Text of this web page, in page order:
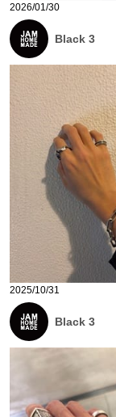
2026/01/30
Black 3
2025/10/31
Black 3